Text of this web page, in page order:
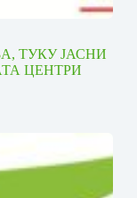
ТУКУ ЈАСНИ
ЦЕНТРИ